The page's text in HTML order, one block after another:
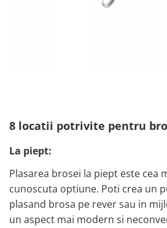
8 locatii potrivite pentru
La piept:
Plasarea brosei la piept este cea
cunoscuta optiune. Poti crea un
plasand brosa pe rever sau in
un aspect mai modern si